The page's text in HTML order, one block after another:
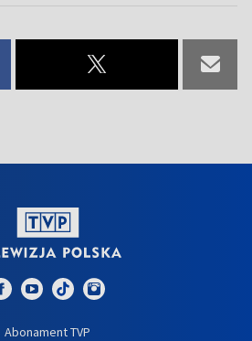
Abonament TVP